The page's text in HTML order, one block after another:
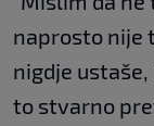
naprosto nije
nigdje
to stvarno